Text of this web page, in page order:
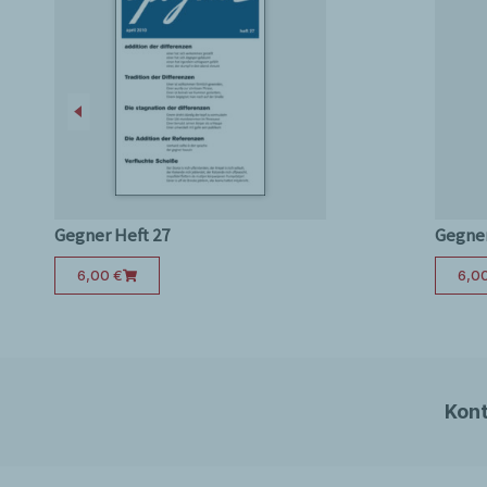
und angrenzender Gebiete (71). Bearbeitet von
Neue Literatur: Die Werke von Karl Marx und
Auswahlbibliographie, Trier 1984 (
Gegner Heft 27
6,00 €